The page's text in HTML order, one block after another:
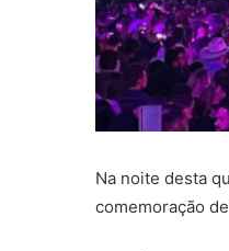
Na noite desta
comemoração